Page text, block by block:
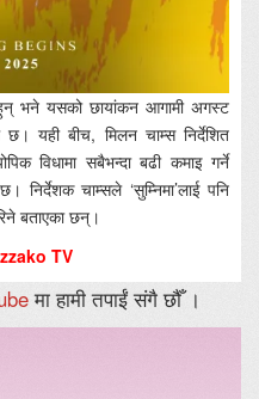
भने यसको छायांकन आगामी अगस्ट
यही बीच, मिलन चाम्स निर्देशित
विधामा सबैभन्दा बढी कमाइ गर्ने
निर्देशक चाम्सले ‘सुम्निमा’लाई पनि
बताएका छन्।
TV
मा हामी तपाईं संगै छौँ ।